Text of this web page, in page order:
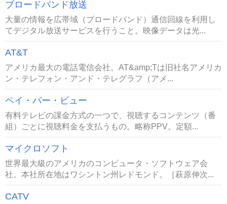
ブロードバンド放送
大量の情報を広帯域（ブロードバンド）通信回線を利用し
てデジタル放送サービスを行うこと。映像データは光...
AT&T
アメリカ最大の電話電信会社。AT&amp;Tは旧社名アメリカ
ン・テレフォン・アンド・テレグラフ（アメ...
ペイ・パー・ビュー
有料テレビの課金方式の一つで、視聴するコンテンツ（番
組）ごとに視聴料金を支払うもの。略称PPV。定額...
マイクロソフト
世界最大級のアメリカのコンピュータ・ソフトウェア会
社。本社所在地はワシントン州レドモンド。［萩原伸次...
CATV